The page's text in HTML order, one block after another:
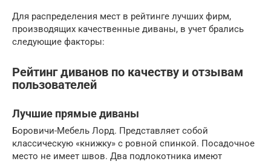
Для распределения мест в рейтинге лучших фирм,
производящих качественные диваны, в учет брались
следующие факторы:
Рейтинг диванов по качеству и отзывам
пользователей
Лучшие прямые диваны
Боровичи-Мебель Лорд. Представляет собой
классическую «книжку» с ровной спинкой. Посадочное
место не имеет швов. Два подлокотника имеют